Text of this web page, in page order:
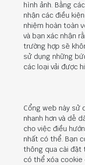
hình ảnh. Bằng
nhận các điều
nhiệm hoàn toàn
và bạn xác nhận
trường hợp sẽ
sử dụng những
các loại vải được
Cổng web này sử
nhanh hơn và dễ
cho việc điều
nhất có thể. Bạn
thông qua cài đặt
có thể xóa